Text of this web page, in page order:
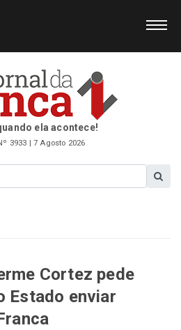
ela acontece!
3933 | 7 Agosto 2026
Cortez pede
Estado enviar